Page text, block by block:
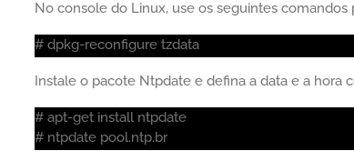
No console do Linux, use os seguintes comandos
# dpkg-reconfigure tzdata
Instale o pacote Ntpdate e defina a data e a hora
# apt-get install ntpdate
# ntpdate pool.ntp.br